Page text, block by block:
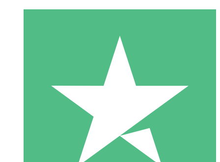
Paquetes de Créditos Individuales
Paga según el uso con créditos de descarga. Sin compromiso
10 00